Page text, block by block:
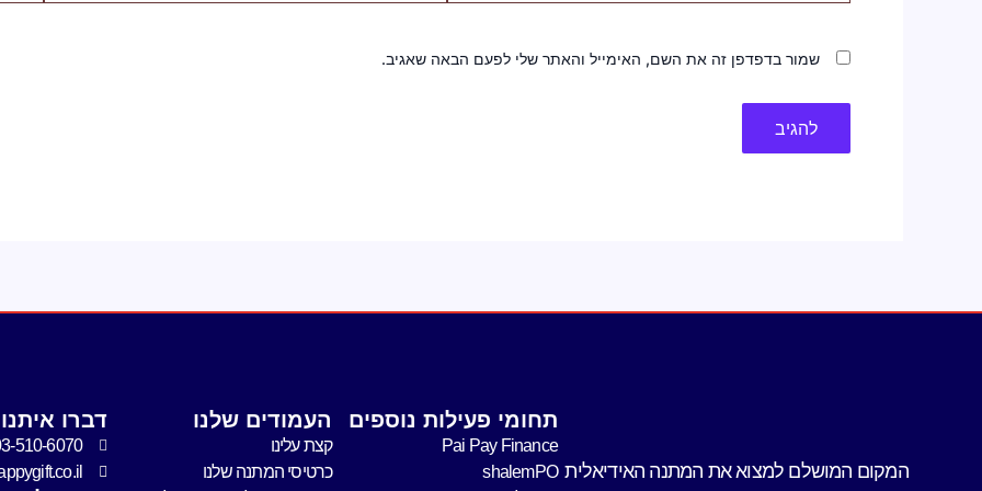
שמור בדפדפן זה את השם, האימייל והאתר שלי לפעם הבאה שאגיב.
המקום המושלם למצוא את המתנה האידיאלית
תחומי פעילות נוספים
Pai Pay Finance
shalemPO
העמודים שלנו
קצת עלינו
כרטיסי המתנה שלנו
דברו איתנו
510-6070